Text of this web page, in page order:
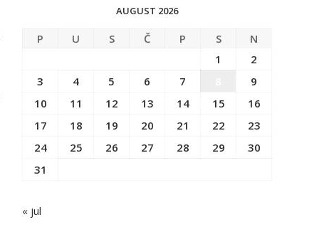
AUGUST 2026
P U S Č P S
N
1
2
3
4 5 6 7
9
10
11 12 13 14 15
16
17
18 19 20 21 22
23
24
25 26 27 28 29
30
31
« jul